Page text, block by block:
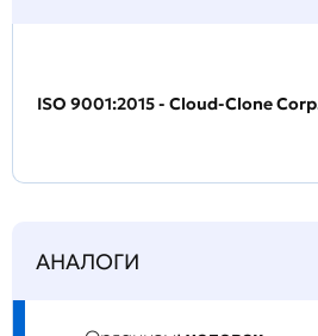
ISO 9001:2015 - Cloud-Clone
АНАЛОГИ